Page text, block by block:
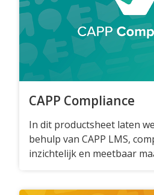
Maak zelf E-
Defacto
Over Defacto
Vacatures
Partners
Blog
Open Source Projecten
CAPP Compliance
In dit productsheet laten
behulp van CAPP LMS,
inzichtelijk en meetbaar